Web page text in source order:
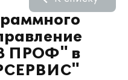
ПРОФ" в